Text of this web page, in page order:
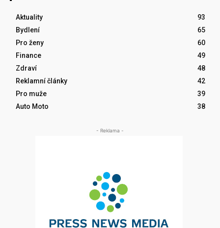
Aktuality
93
Bydlení
65
Pro ženy
60
Finance
49
Zdraví
48
Reklamní články
42
Pro muže
39
Auto Moto
38
- Reklama -